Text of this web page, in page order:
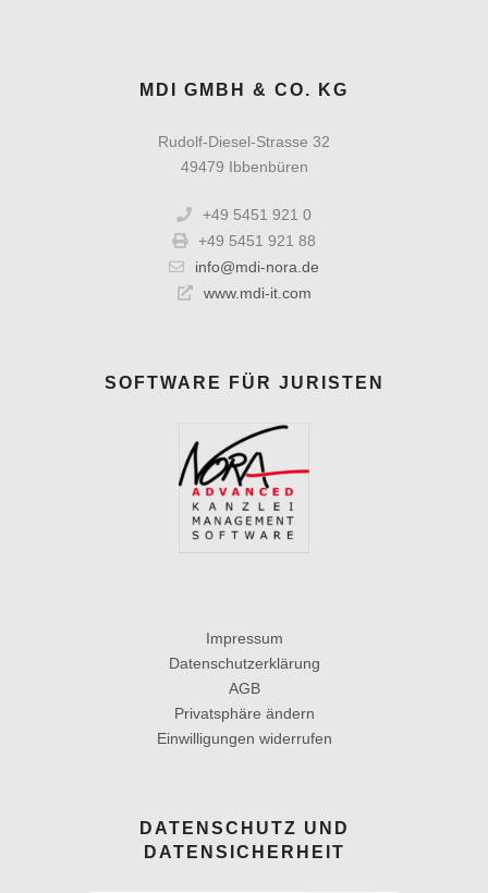
MDI GMBH & CO. KG
Rudolf-Diesel-Strasse 32
49479 Ibbenbüren
+49 5451 921 0
+49 5451 921 88
info@mdi-nora.de
www.mdi-it.com
SOFTWARE FÜR JURISTEN
Impressum
Datenschutzerklärung
AGB
Privatsphäre ändern
Einwilligungen widerrufen
DATENSCHUTZ UND
DATENSICHERHEIT